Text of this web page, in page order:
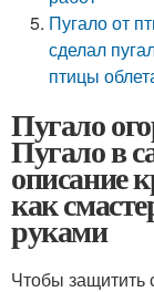
Пугало от
сделал
птицы
Пугало
Пугало в
описание
как
руками
Чтобы защитить